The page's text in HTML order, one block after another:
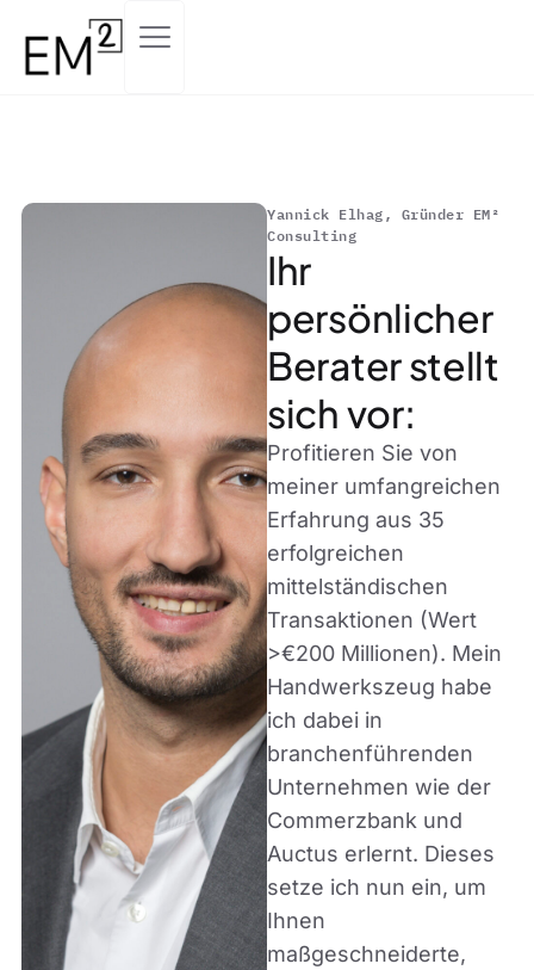
Yannick Elhag, Gründer EM²
Consulting
Ihr
persönlicher
Berater stellt
sich vor:
Profitieren Sie von
meiner umfangreichen
Erfahrung aus 35
erfolgreichen
mittelständischen
Transaktionen (Wert
>€200 Millionen). Mein
Handwerkszeug habe
ich dabei in
branchenführenden
Unternehmen wie der
Commerzbank und
Auctus erlernt. Dieses
setze ich nun ein, um
Ihnen
maßgeschneiderte,